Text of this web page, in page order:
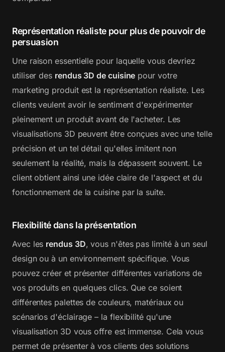
Représentation réaliste pour plus de pouvoir de
persuasion
Une raison essentielle pour laquelle vous devriez
utiliser des rendus 3D de cuisine pour votre
marketing produit est la représentation réaliste. Les
clients veulent avoir le sentiment d'expérimenter
pleinement un produit avant de l'acheter. Les
visualisations 3D peuvent être conçues avec une telle
précision et un tel détail qu'elles imitent non
seulement la réalité, mais la dépassent souvent. Le
client obtient ainsi une idée claire de l'aspect et du
fonctionnement de la cuisine par la suite.
Flexibilité dans la présentation
Avec les rendus 3D, vous n'êtes pas limité à un seul
design ou à un environnement spécifique. Vous
pouvez créer et présenter différentes variations de
vos produits en quelques clics. Que ce soient
différentes palettes de couleurs, matériaux ou
scénarios d'éclairage – la flexibilité qu'une
visualisation 3D vous offre est immense. Cela vous
permet de présenter à vos clients des solutions